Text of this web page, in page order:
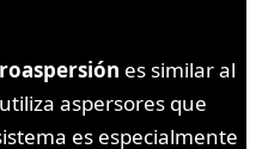
es similar al
aspersores que
es especialmente